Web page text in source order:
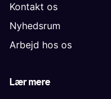
Kontakt os
Nyhedsrum
Arbejd hos os
Lær mere